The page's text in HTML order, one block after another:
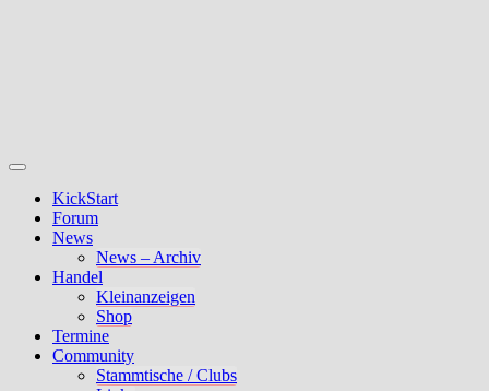
KickStart
Forum
News
News – Archiv
Handel
Kleinanzeigen
Shop
Termine
Community
Stammtische / Clubs